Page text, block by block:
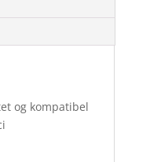
og kompatibel